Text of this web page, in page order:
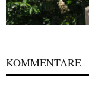
KOMMENTARE